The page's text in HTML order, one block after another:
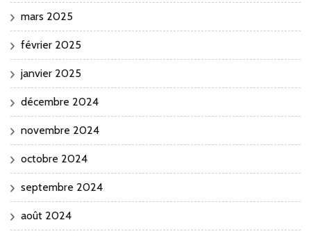
mars 2025
février 2025
janvier 2025
décembre 2024
novembre 2024
octobre 2024
septembre 2024
août 2024